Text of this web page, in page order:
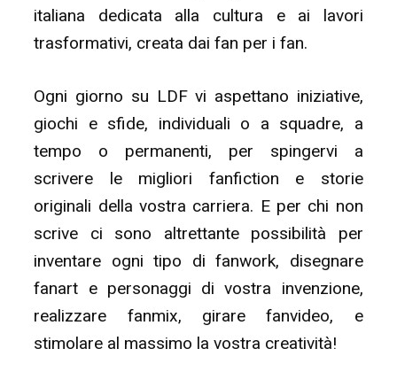
italiana dedicata alla cultura e ai lavori
trasformativi, creata dai fan per i fan.
Ogni giorno su LDF vi aspettano iniziative,
giochi e sfide, individuali o a squadre, a
tempo o permanenti, per spingervi a
scrivere le migliori fanfiction e storie
originali della vostra carriera. E per chi non
scrive ci sono altrettante possibilità per
inventare ogni tipo di fanwork, disegnare
fanart e personaggi di vostra invenzione,
realizzare fanmix, girare fanvideo, e
stimolare al massimo la vostra creatività!